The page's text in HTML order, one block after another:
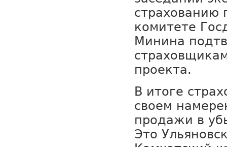
страхованию
комитете
Минина
проекта.
В итоге
своем
продажи в
Это